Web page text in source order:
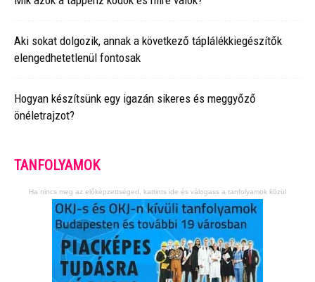
Aki sokat dolgozik, annak a következő táplálékkiegészítők
elengedhetetlenül fontosak
Hogyan készítsünk egy igazán sikeres és meggyőző
önéletrajzot?
TANFOLYAMOK
Ha nincs meg az előképzettséged, kattints ide és válogass a tanfolyamok közül